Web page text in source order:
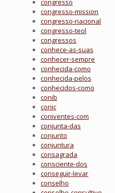
congresso
congresso-mission
congresso-nacional
congresso-teol
congressos
conhece-as-suas
conhecer-sempre
conhecida-como
conhecida-pelos
conhecidos-como
conib
conic
coniventes-com
conjunta-das
conjunto
conjuntura
consagrada
consciente-dos
conseguir-levar
conselho